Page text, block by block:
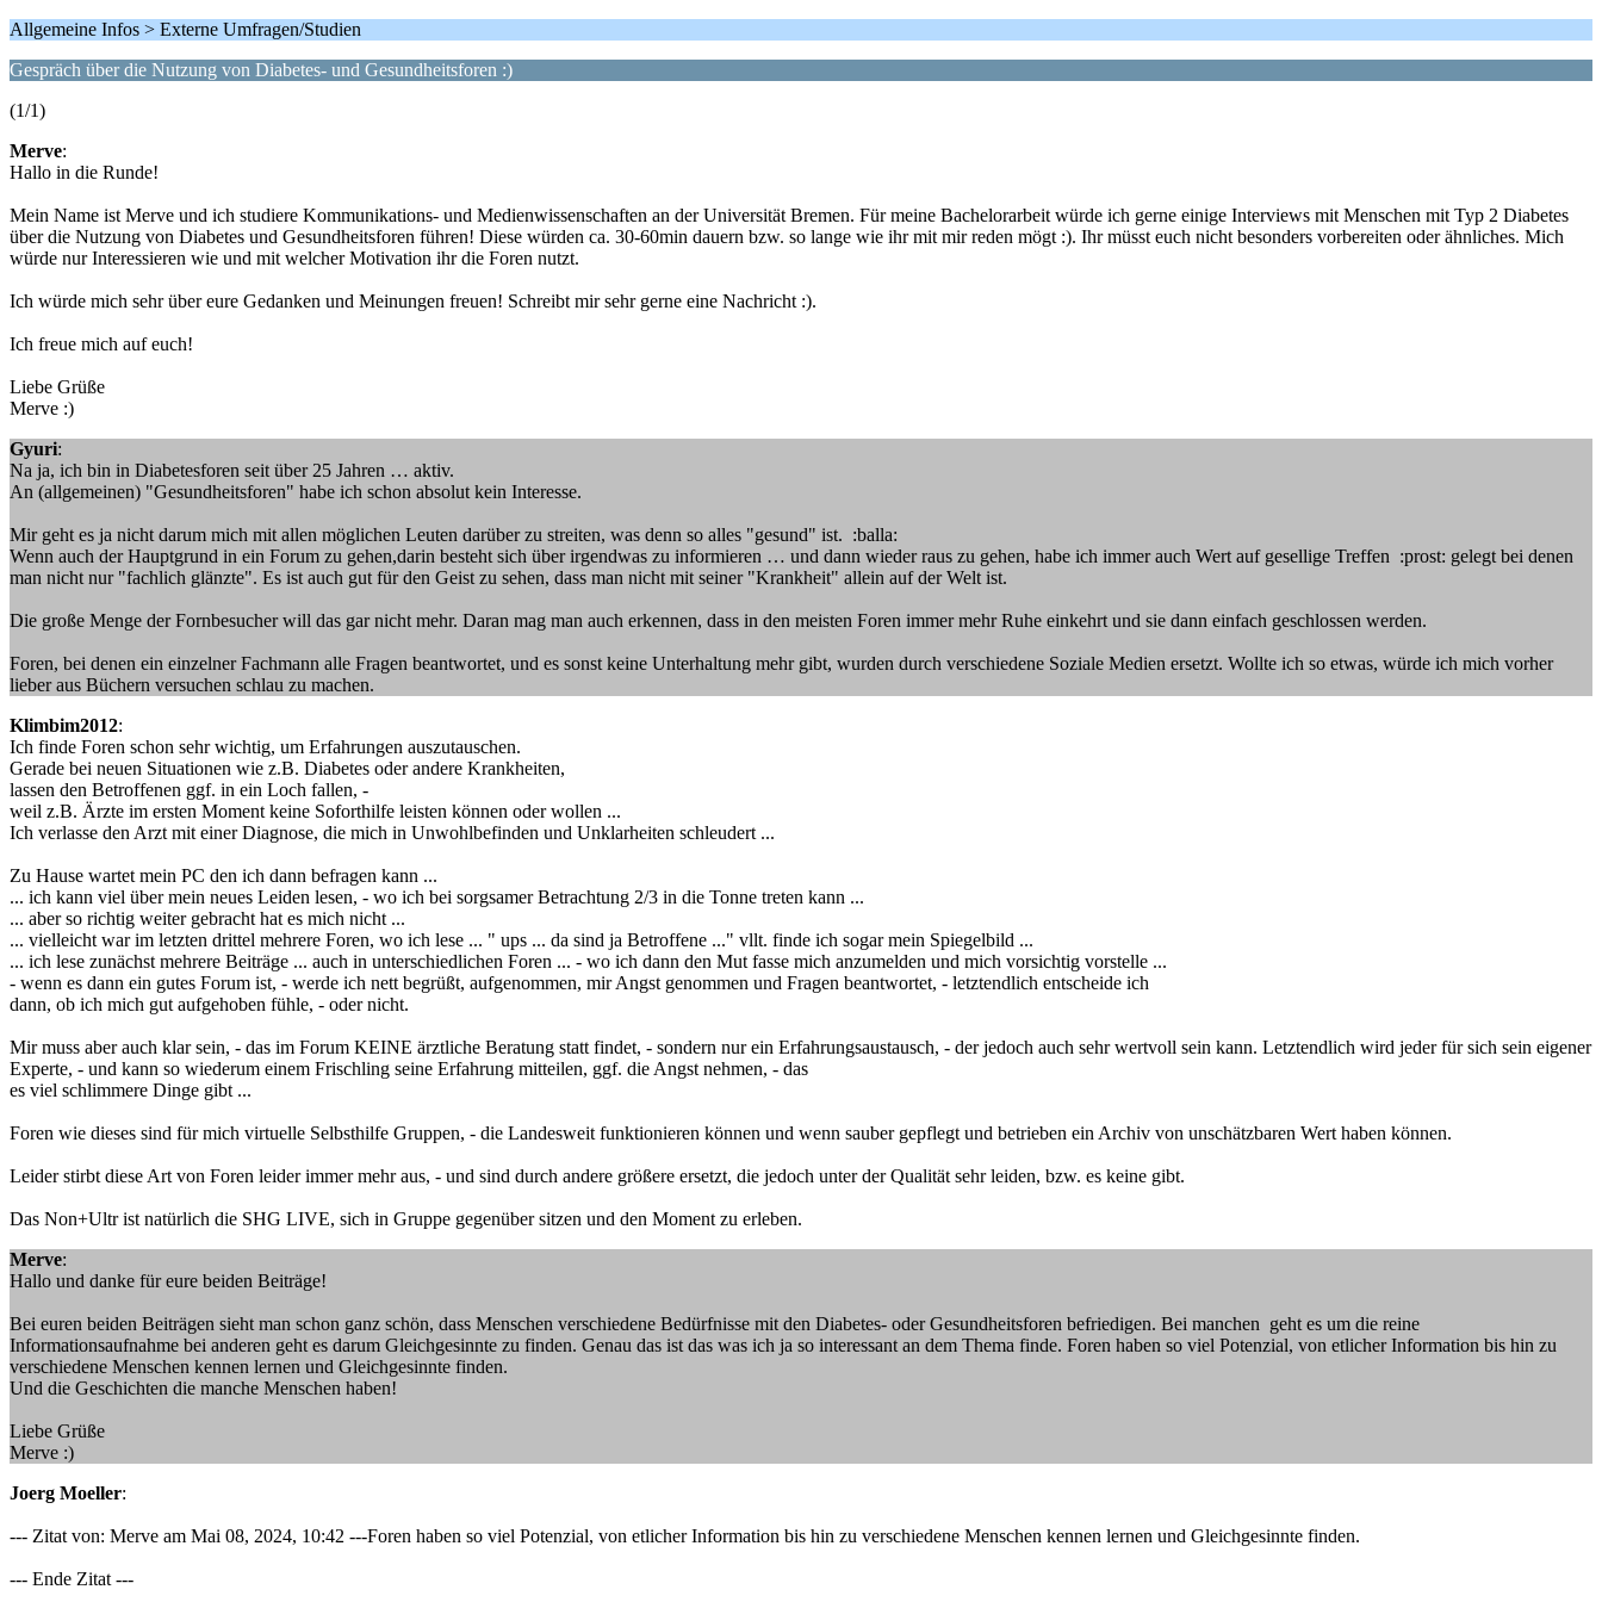
Allgemeine Infos > Externe Umfragen/Studien
Gespräch über die Nutzung von Diabetes- und Gesundheitsforen :)
(1/1)
Merve:
Hallo in die Runde!
Mein Name ist Merve und ich studiere Kommunikations- und Medienwissenschaften an der Universität Bremen. Für meine Bachelorarbeit würde ich gerne einige Interviews mit Menschen mit Typ 2 Diabetes
über die Nutzung von Diabetes und Gesundheitsforen führen! Diese würden ca. 30-60min dauern bzw. so lange wie ihr mit mir reden mögt :). Ihr müsst euch nicht besonders vorbereiten oder ähnliches. Mich
würde nur Interessieren wie und mit welcher Motivation ihr die Foren nutzt.
Ich würde mich sehr über eure Gedanken und Meinungen freuen! Schreibt mir sehr gerne eine Nachricht :).
Ich freue mich auf euch!
Liebe Grüße
Merve :)
Gyuri:
Na ja, ich bin in Diabetesforen seit über 25 Jahren … aktiv.
An (allgemeinen) "Gesundheitsforen" habe ich schon absolut kein Interesse.
Mir geht es ja nicht darum mich mit allen möglichen Leuten darüber zu streiten, was denn so alles "gesund" ist. :balla:
Wenn auch der Hauptgrund in ein Forum zu gehen,darin besteht sich über irgendwas zu informieren … und dann wieder raus zu gehen, habe ich immer auch Wert auf gesellige Treffen :prost: gelegt bei denen
man nicht nur "fachlich glänzte". Es ist auch gut für den Geist zu sehen, dass man nicht mit seiner "Krankheit" allein auf der Welt ist.
Die große Menge der Fornbesucher will das gar nicht mehr. Daran mag man auch erkennen, dass in den meisten Foren immer mehr Ruhe einkehrt und sie dann einfach geschlossen werden.
Foren, bei denen ein einzelner Fachmann alle Fragen beantwortet, und es sonst keine Unterhaltung mehr gibt, wurden durch verschiedene Soziale Medien ersetzt. Wollte ich so etwas, würde ich mich vorher
lieber aus Büchern versuchen schlau zu machen.
Klimbim2012:
Ich finde Foren schon sehr wichtig, um Erfahrungen auszutauschen.
Gerade bei neuen Situationen wie z.B. Diabetes oder andere Krankheiten,
lassen den Betroffenen ggf. in ein Loch fallen, -
weil z.B. Ärzte im ersten Moment keine Soforthilfe leisten können oder wollen ...
Ich verlasse den Arzt mit einer Diagnose, die mich in Unwohlbefinden und Unklarheiten schleudert ...
Zu Hause wartet mein PC den ich dann befragen kann ...
... ich kann viel über mein neues Leiden lesen, - wo ich bei sorgsamer Betrachtung 2/3 in die Tonne treten kann ...
... aber so richtig weiter gebracht hat es mich nicht ...
... vielleicht war im letzten drittel mehrere Foren, wo ich lese ... " ups ... da sind ja Betroffene ..." vllt. finde ich sogar mein Spiegelbild ...
... ich lese zunächst mehrere Beiträge ... auch in unterschiedlichen Foren ... - wo ich dann den Mut fasse mich anzumelden und mich vorsichtig vorstelle ...
- wenn es dann ein gutes Forum ist, - werde ich nett begrüßt, aufgenommen, mir Angst genommen und Fragen beantwortet, - letztendlich entscheide ich
dann, ob ich mich gut aufgehoben fühle, - oder nicht.
Mir muss aber auch klar sein, - das im Forum KEINE ärztliche Beratung statt findet, - sondern nur ein Erfahrungsaustausch, - der jedoch auch sehr wertvoll sein kann. Letztendlich wird jeder für sich sein eigener
Experte, - und kann so wiederum einem Frischling seine Erfahrung mitteilen, ggf. die Angst nehmen, - das
es viel schlimmere Dinge gibt ...
Foren wie dieses sind für mich virtuelle Selbsthilfe Gruppen, - die Landesweit funktionieren können und wenn sauber gepflegt und betrieben ein Archiv von unschätzbaren Wert haben können.
Leider stirbt diese Art von Foren leider immer mehr aus, - und sind durch andere größere ersetzt, die jedoch unter der Qualität sehr leiden, bzw. es keine gibt.
Das Non+Ultr ist natürlich die SHG LIVE, sich in Gruppe gegenüber sitzen und den Moment zu erleben.
Merve:
Hallo und danke für eure beiden Beiträge!
Bei euren beiden Beiträgen sieht man schon ganz schön, dass Menschen verschiedene Bedürfnisse mit den Diabetes- oder Gesundheitsforen befriedigen. Bei manchen geht es um die reine
Informationsaufnahme bei anderen geht es darum Gleichgesinnte zu finden. Genau das ist das was ich ja so interessant an dem Thema finde. Foren haben so viel Potenzial, von etlicher Information bis hin zu
verschiedene Menschen kennen lernen und Gleichgesinnte finden.
Und die Geschichten die manche Menschen haben!
Liebe Grüße
Merve :)
Joerg Moeller:
--- Zitat von: Merve am Mai 08, 2024, 10:42 ---Foren haben so viel Potenzial, von etlicher Information bis hin zu verschiedene Menschen kennen lernen und Gleichgesinnte finden.
--- Ende Zitat ---